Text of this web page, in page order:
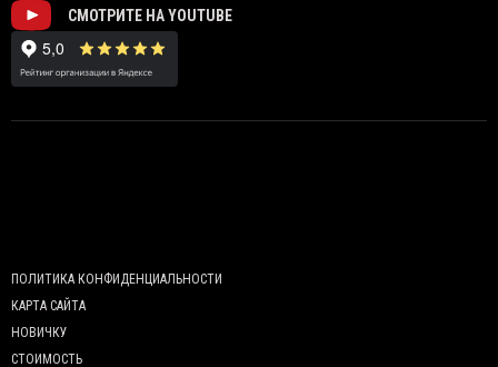
СМОТРИТЕ НА YOUTUBE
ПОЛИТИКА КОНФИДЕНЦИАЛЬНОСТИ
КАРТА САЙТА
НОВИЧКУ
СТОИМОСТЬ